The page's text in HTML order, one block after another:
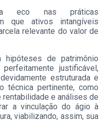
eco nas práticas
que ativos intangíveis
relevante do valor de
de patrimônio
justificável,
estruturada e
técnica pertinente, como
e análises de
a vinculação do ágio à
viabilizando, assim, sua